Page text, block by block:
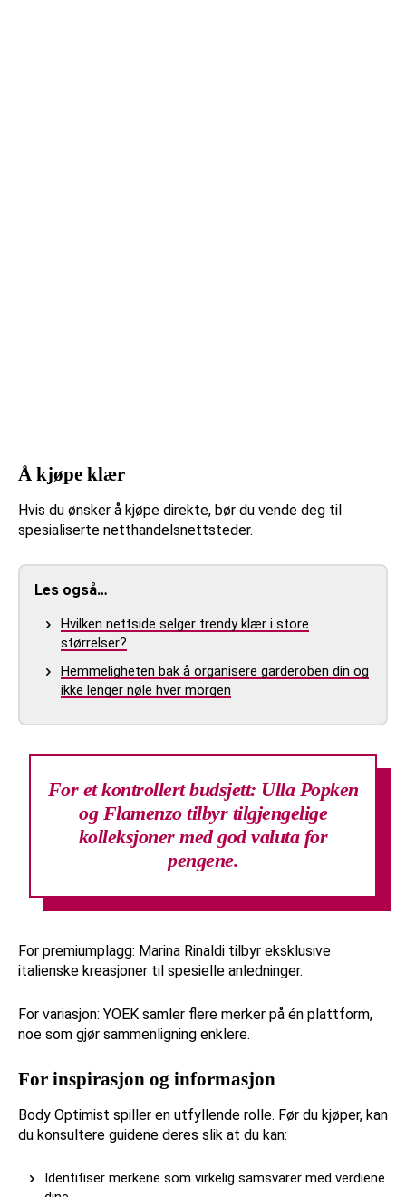
Å kjøpe klær
Hvis du ønsker å kjøpe direkte, bør du vende deg til
spesialiserte netthandelsnettsteder.
Les også…
Hvilken nettside selger trendy klær i store
størrelser?
Hemmeligheten bak å organisere garderoben din og
ikke lenger nøle hver morgen
For et kontrollert budsjett: Ulla Popken
og Flamenzo tilbyr tilgjengelige
kolleksjoner med god valuta for
pengene.
For premiumplagg: Marina Rinaldi tilbyr eksklusive
italienske kreasjoner til spesielle anledninger.
For variasjon: YOEK samler flere merker på én plattform,
noe som gjør sammenligning enklere.
For inspirasjon og informasjon
Body Optimist spiller en utfyllende rolle. Før du kjøper, kan
du konsultere guidene deres slik at du kan:
Identifiser merkene som virkelig samsvarer med verdiene